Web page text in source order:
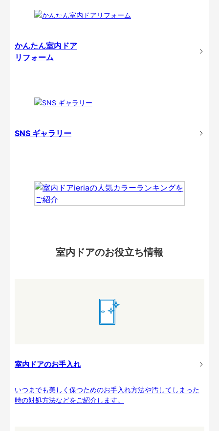
かんたん室内ドア
リフォーム
SNS ギャラリー
室内ドアのお役立ち情報
室内ドアのお手入れ
いつまでも美しく保つためのお手入れ方法や汚してしまった
時の対処方法などをご紹介します。